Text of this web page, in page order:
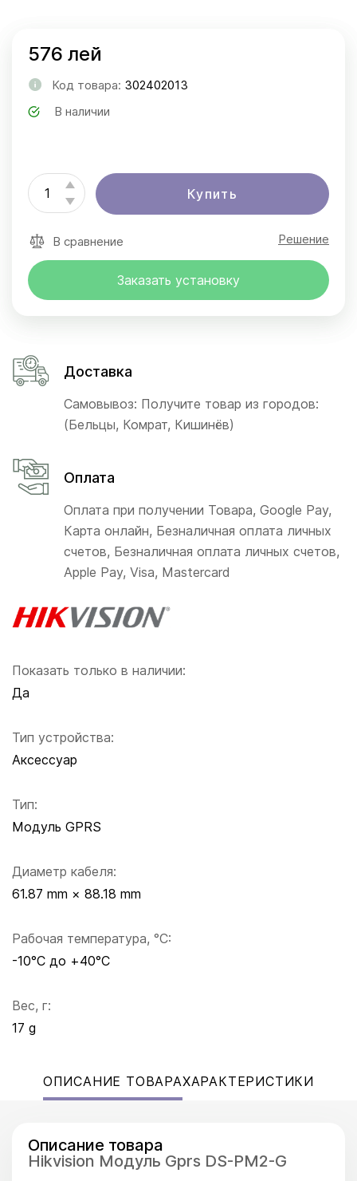
Показать только в наличии:
Да
Тип устройства:
Аксессуар
Тип:
Модуль GPRS
Диаметр кабеля:
61.87 mm × 88.18 mm
Рабочая температура, °C:
-10°C до +40°C
Вес, г:
17 g
576 лей
Код товара: 302402013
В наличии
Купить
В сравнение Решение
Заказать установку
Доставка
Самовывоз: Получите товар из городов:
(Бельцы, Комрат, Кишинёв)
Оплата
Оплата при получении Товара, Google Pay,
Карта онлайн, Безналичная оплата личных
счетов, Безналичная оплата личных счетов,
Apple Pay, Visa, Mastercard
ОПИСАНИЕ ТОВАРАХАРАКТЕРИСТИКИ
Описание товара
Hikvision Модуль Gprs DS-PM2-G